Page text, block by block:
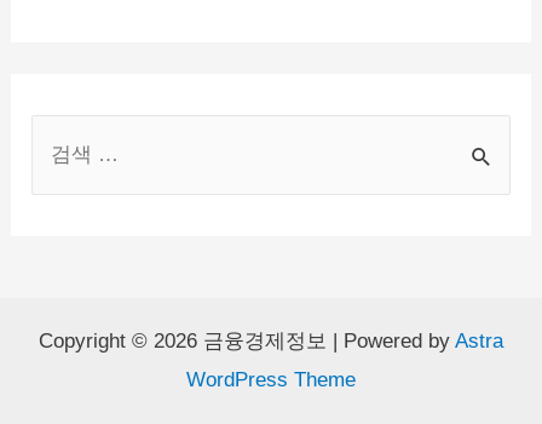
hCopyright © 2026 금융경제정보 | Powered by Astra
WordPress Theme